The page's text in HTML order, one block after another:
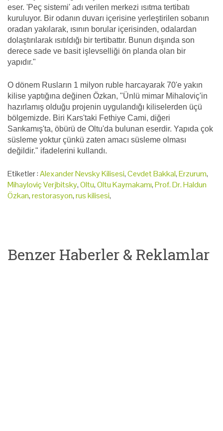
eser. 'Peç sistemi' adı verilen merkezi ısıtma tertibatı
kuruluyor. Bir odanın duvarı içerisine yerleştirilen sobanın
oradan yakılarak, ısının borular içerisinden, odalardan
dolaştırılarak ısıtıldığı bir tertibattır. Bunun dışında son
derece sade ve basit işlevselliği ön planda olan bir
yapıdır."
O dönem Rusların 1 milyon ruble harcayarak 70'e yakın
kilise yaptığına değinen Özkan, "Ünlü mimar Mihaloviç'in
hazırlamış olduğu projenin uygulandığı kiliselerden üçü
bölgemizde. Biri Kars'taki Fethiye Cami, diğeri
Sarıkamış'ta, öbürü de Oltu'da bulunan eserdir. Yapıda çok
süsleme yoktur çünkü zaten amacı süsleme olması
değildir." ifadelerini kullandı.
Etiketler :Alexander Nevsky Kilisesi,Cevdet Bakkal,Erzurum,
Mihayloviç Verjbitsky,Oltu,Oltu Kaymakamı,Prof. Dr. Haldun
Özkan,restorasyon,rus kilisesi,
Benzer Haberler & Reklamlar